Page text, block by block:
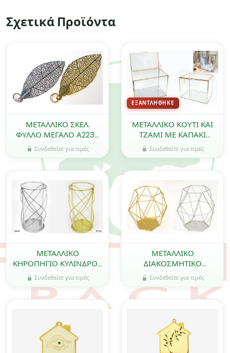
Σχετικά Προϊόντα
ΜΕΤΑΛΛΙΚΟ ΣΚΕΛ.
ΦΥΛΛΟ ΜΕΓΑΛΟ Α2238
26mm x 55mm 0517379
Συνδεθείτε για τιμές
ΕΞΑΝΤΛΉΘΗΚΕ
ΜΕΤΑΛΛΙΚΟ ΚΟΥΤΙ ΚΑΙ
ΤΖΑΜΙ ΜΕ ΚΑΠΑΚΙ
ΜΕΓΑΛΟ ΣΕΤ/2 0621551
Συνδεθείτε για τιμές
ΜΕΤΑΛΛΙΚΟ
ΚΗΡΟΠΗΓΙΟ ΚΥΛΙΝΔΡΟΣ
ΜΕΓΑΛΟΣ 0506183
Συνδεθείτε για τιμές
ΜΕΤΑΛΛΙΚΟ
ΔΙΑΚΟΣΜΗΤΙΚΟ
ΠΟΛΥΓΩΝΟ ΜΕΓΑΛΟ
18cm BB96-121101
0506196
Συνδεθείτε για τιμές